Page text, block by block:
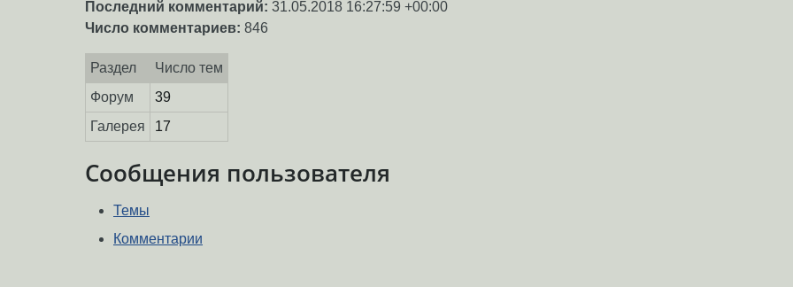
Последний комментарий: 31.05.2018 16:27:59 +00:00
Число комментариев: 846
Раздел
Число тем
Форум
39
Галерея
17
Сообщения пользователя
Темы
Комментарии